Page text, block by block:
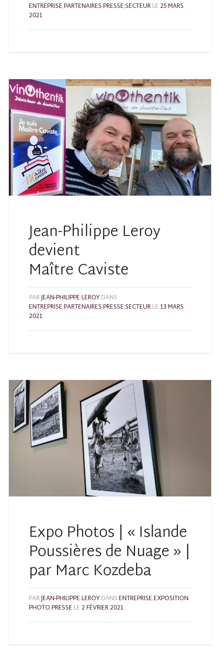
ENTREPRISE,PARTENAIRES,PRESSE,SECTEURLE25 MARS
2021
Jean-Philippe Leroy
devient
Maître Caviste
PARJEAN-PHILIPPE LEROYDANS
ENTREPRISE,PARTENAIRES,PRESSE,SECTEURLE 13 MARS
2021
Expo Photos | « Islande
Poussières de Nuage » |
par Marc Kozdeba
PARJEAN-PHILIPPE LEROYDANSENTREPRISE,EXPOSITION
PHOTO,PRESSE LE2 FÉVRIER 2021